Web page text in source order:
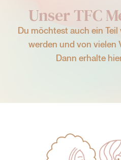
Unser TFC
Du möchtest auch ein
werden und von vielen
Dann erhalte